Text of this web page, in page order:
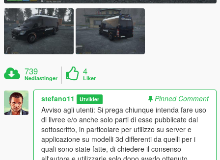
739
Nedlastinger
4
Liker
stefano11 Utvikler
Pinned Comment
Avviso agli utenti: Si prega chiunque intenda fare uso
di livree e/o anche solo parti di esse pubblicate dal
sottoscritto, in particolare per utilizzo su server e
applicazione su modelli 3d differenti da quelli per i
quali sono state fatte, di chiedere il consenso